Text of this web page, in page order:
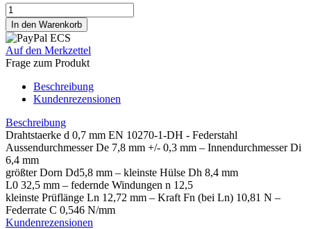
Auf den Merkzettel
Frage zum Produkt
Beschreibung
Kundenrezensionen
Beschreibung
Drahtstaerke d 0,7 mm EN 10270-1-DH - Federstahl
Aussendurchmesser De 7,8 mm +/- 0,3 mm – Innendurchmesser Di
6,4 mm
größter Dorn Dd5,8 mm – kleinste Hülse Dh 8,4 mm
L0 32,5 mm – federnde Windungen n 12,5
kleinste Prüflänge Ln 12,72 mm – Kraft Fn (bei Ln) 10,81 N –
Federrate C 0,546 N/mm
Kundenrezensionen